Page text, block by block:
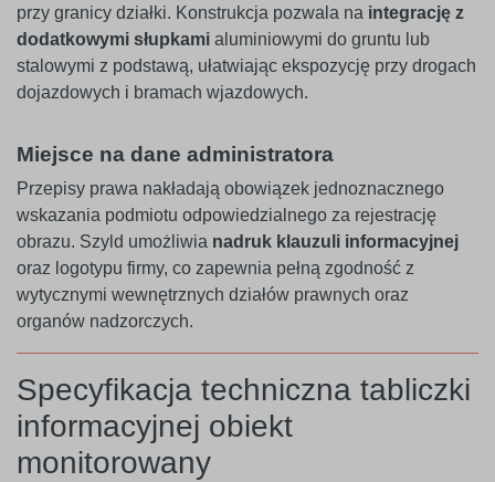
przy granicy działki. Konstrukcja pozwala na integrację z
dodatkowymi słupkami aluminiowymi do gruntu lub
stalowymi z podstawą, ułatwiając ekspozycję przy drogach
dojazdowych i bramach wjazdowych.
Miejsce na dane administratora
Przepisy prawa nakładają obowiązek jednoznacznego
wskazania podmiotu odpowiedzialnego za rejestrację
obrazu. Szyld umożliwia nadruk klauzuli informacyjnej
oraz logotypu firmy, co zapewnia pełną zgodność z
wytycznymi wewnętrznych działów prawnych oraz
organów nadzorczych.
Specyfikacja techniczna tabliczki
informacyjnej obiekt
monitorowany